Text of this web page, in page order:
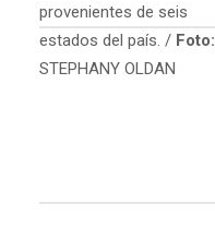
provenientes de seis
estados del país. /Foto:
STEPHANY OLDAN